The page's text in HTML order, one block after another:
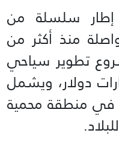
إطار سلسلة من
منذ أكثر من
تطوير سياحي
بنحو 4.6 مليارات دولار، ويشمل
في منطقة محمية